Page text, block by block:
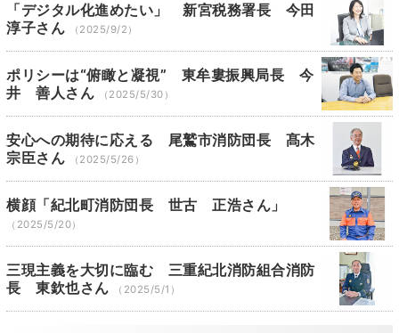
「デジタル化進めたい」 新宮税務署長 今田
淳子さん
（2025/9/2）
ポリシーは“俯瞰と凝視” 東牟婁振興局長 今
井 善人さん
（2025/5/30）
安心への期待に応える 尾鷲市消防団長 髙木
宗臣さん
（2025/5/26）
横顔「紀北町消防団長 世古 正浩さん」
（2025/5/20）
三現主義を大切に臨む 三重紀北消防組合消防
長 東欽也さん
（2025/5/1）